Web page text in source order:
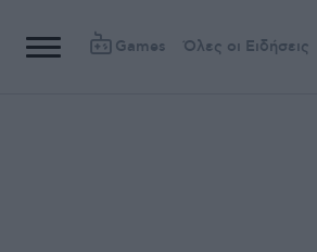
Games Όλες οι Ειδήσεις